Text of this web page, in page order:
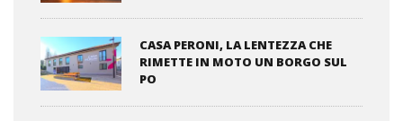
CASA PERONI, LA LENTEZZA CHE
RIMETTE IN MOTO UN BORGO SUL
PO